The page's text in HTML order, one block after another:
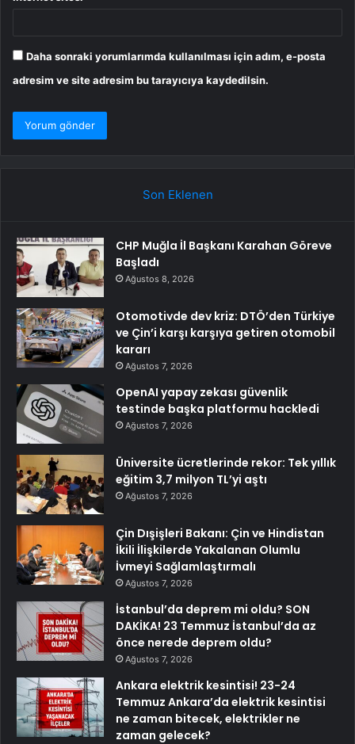
Daha sonraki yorumlarımda kullanılması için adım, e-posta
adresim ve site adresim bu tarayıcıya kaydedilsin.
Son Eklenen
CHP Muğla İl Başkanı Karahan Göreve
Başladı
Ağustos 8, 2026
Otomotivde dev kriz: DTÖ’den Türkiye
ve Çin’i karşı karşıya getiren otomobil
kararı
Ağustos 7, 2026
OpenAI yapay zekası güvenlik
testinde başka platformu hackledi
Ağustos 7, 2026
Üniversite ücretlerinde rekor: Tek yıllık
eğitim 3,7 milyon TL’yi aştı
Ağustos 7, 2026
Çin Dışişleri Bakanı: Çin ve Hindistan
İkili İlişkilerde Yakalanan Olumlu
İvmeyi Sağlamlaştırmalı
Ağustos 7, 2026
İstanbul’da deprem mi oldu? SON
DAKİKA! 23 Temmuz İstanbul’da az
önce nerede deprem oldu?
Ağustos 7, 2026
Ankara elektrik kesintisi! 23-24
Temmuz Ankara’da elektrik kesintisi
ne zaman bitecek, elektrikler ne
zaman gelecek?